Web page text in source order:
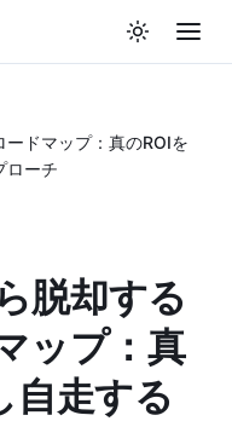
ドマップ：真のROIを
ローチ
脱却する
ップ：真
自走する